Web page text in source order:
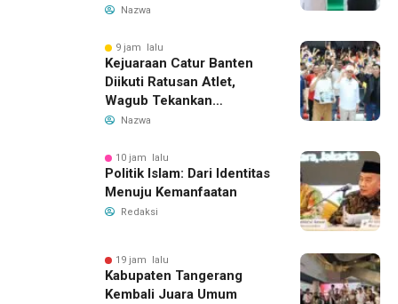
Hoaks
Nazwa
9 jam lalu
Kejuaraan Catur Banten
Diikuti Ratusan Atlet,
Wagub Tekankan
Pembinaan Dini
Nazwa
10 jam lalu
Politik Islam: Dari Identitas
Menuju Kemanfaatan
Redaksi
19 jam lalu
Kabupaten Tangerang
Kembali Juara Umum